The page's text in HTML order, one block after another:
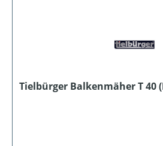
Tielbürger Balkenmäher T 40